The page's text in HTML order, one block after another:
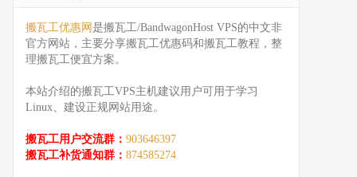
搬瓦工优惠网 是搬瓦工/BandwagonHost VPS的中文非
官方网站，主要分享搬瓦工优惠码和搬瓦工教程，整
理搬瓦工便宜方案。
本站介绍的搬瓦工VPS主机建议用户可用于学习
Linux、建设正规网站用途。
搬瓦工用户交流群： 903646397
搬瓦工补货通知群： 874585274